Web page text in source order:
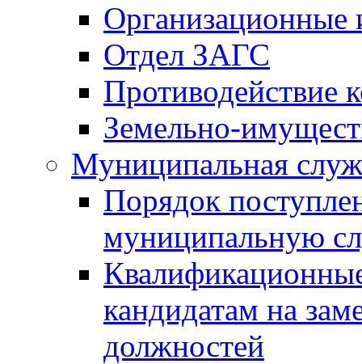
Отдел ЗАГС
Противодействие
Земельно-
Муниципальная
Порядок
муниципальную
кандидатам на
должностей